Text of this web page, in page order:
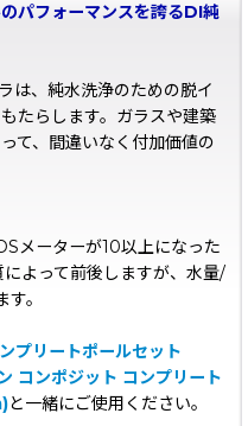
パフォーマンスを誇るDI純
は、純水洗浄のための脱イ
たらします。ガラスや建築
て、間違いなく付加価値の
メーターが10以上になった
よって前後しますが、水量/
。
プリートポールセット
コンポジット コンプリート
と一緒にご使用ください。